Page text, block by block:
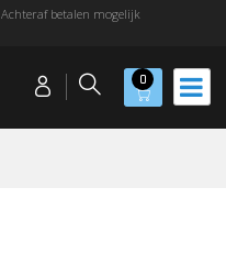
Achteraf betalen mogelijk
0